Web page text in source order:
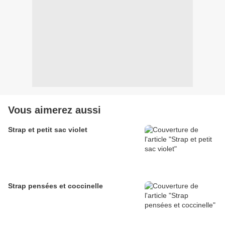
Vous aimerez aussi
Strap et petit sac violet
Strap pensées et coccinelle